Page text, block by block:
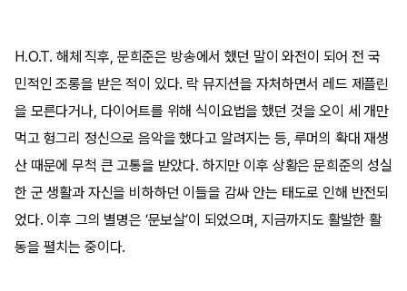
H.O.T. 해체 직후, 문희준은 방송에서 했던 말이 와전이 되어 전 국
민적인 조롱을 받은 적이 있다. 락 뮤지션을 자처하면서 레드 제플린
을 모른다거나, 다이어트를 위해 식이요법을 했던 것을 오이 세 개만
먹고 헝그리 정신으로 음악을 했다고 알려지는 등, 루머의 확대 재생
산 때문에 무척 큰 고통을 받았다. 하지만 이후 상황은 문희준의 성실
한 군 생활과 자신을 비하하던 이들을 감싸 안는 태도로 인해 반전되
었다. 이후 그의 별명은 ‘문보살’이 되었으며, 지금까지도 활발한 활
동을 펼치는 중이다.